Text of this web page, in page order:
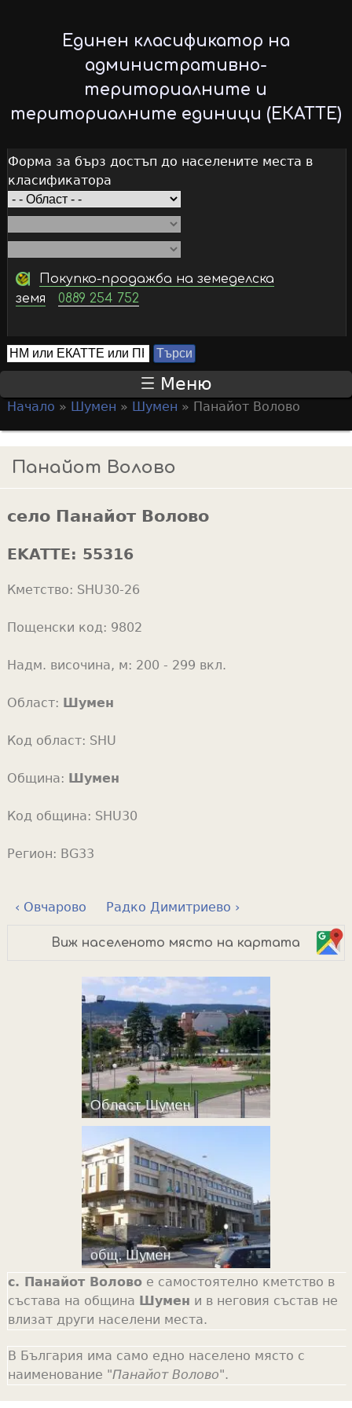
to
main
content
Единен класификатор на
административно-
териториалните и
териториалните единици (ЕКАТТЕ)
Форма за бърз достъп до населените места в
класификатора
Покупко-продажба на земеделска
земя
0889 254 752
S
e
r
c
h
f
r
m
Т
ъ
с
и
Меню
o
u
r
e
e
Начало » Шумен » Шумен » Панайот Волово
Панайот Волово
село Панайот Волово
EKATTE: 55316
Кметство: SHU30-26
Пощенски код: 9802
Надм. височина, м: 200 - 299 вкл.
Област: Шумен
Код област: SHU
Община: Шумен
Код община: SHU30
Регион: BG33
‹ Овчарово Радко Димитриево ›
Виж населеното място на картата
с. Панайот Воловое самостоятелно кметство в
състава на община Шумен и в неговия състав не
влизат други населени места.
В България има само едно населено място с
наименование "Панайот Волово".